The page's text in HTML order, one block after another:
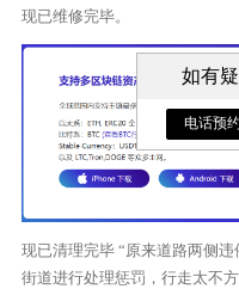
现已维修完毕。
现已清理完毕 “原来道路两侧
街道进行处理惩罚，行走太不
如有
电话预约